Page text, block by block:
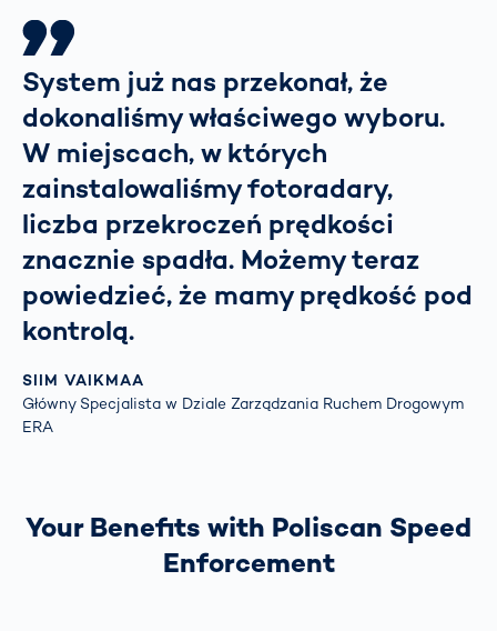
System już nas przekonał, że
dokonaliśmy właściwego wyboru.
W miejscach, w których
zainstalowaliśmy fotoradary,
liczba przekroczeń prędkości
znacznie spadła. Możemy teraz
powiedzieć, że mamy prędkość pod
kontrolą.
SIIM VAIKMAA
Główny Specjalista w Dziale Zarządzania Ruchem Drogowym
ERA
Your Benefits with Poliscan Speed
Enforcement